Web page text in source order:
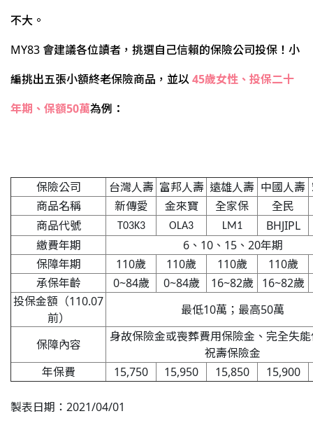
不大。
MY83 會建議各位讀者，挑選自己信賴的保險公司投保！小
編挑出五張小額終老保險商品，並以45歲女性、投保二十
年期、保額50萬為例：
保險公司 台灣人壽 富邦人壽 遠雄人壽 中國人壽
商品名稱
新傳愛 金來寶 全家保
全民
商品代號
T03K3 OLA3 LM1
BHJIPL
繳費年期
6、10、15、20年期
保障年期
110歲 110歲 110歲
110歲
承保年齡
0~84歲 0~84歲 16~82歲
16~82歲
投保金額（110.07
前）
最低10萬；最高50萬
保障內容
身故保險金或喪葬費用保險金、完全失
祝壽保險金
年保費
15,750 15,950 15,850 15,900
製表日期：2021/04/01